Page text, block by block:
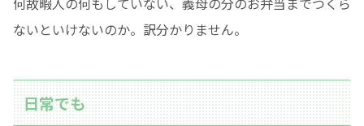
ないといけないのか。訳分かりません。
日常でも